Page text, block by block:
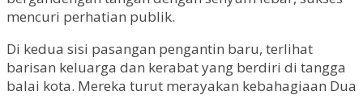
mencuri perhatian publik.
Di kedua sisi pasangan pengantin baru, terlihat
barisan keluarga dan kerabat yang berdiri di tangga
balai kota. Mereka turut merayakan kebahagiaan Dua